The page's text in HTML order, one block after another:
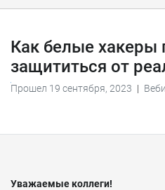
Как белые хакеры
защититься от
Прошел 19 сентября, 2023 |
Уважаемые коллеги!